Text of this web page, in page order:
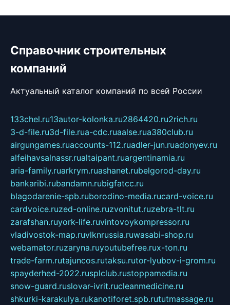
Справочник строительных
компаний
Актуальный каталог компаний по всей России
133chel.ru13autor-kolonka.ru2864420.ru2rich.ru
3-d-file.ru3d-file.rua-cdc.ruaalse.rua380club.ru
airgungames.ruaccounts-112.ruadler-jun.ruadonyev.ru
alfeihavsalnassr.rualtaipant.ruargentinamia.ru
aria-family.ruarkrym.ruashanet.rubelgorod-day.ru
bankaribi.rubandamn.rubigfatcc.ru
blagodarenie-spb.ruborodino-media.rucard-voice.ru
cardvoice.ruzed-online.ruzvonitut.ruzebra-tlt.ru
zarafshan.ruyork-life.ruvintovoykompressor.ru
vladivostok-map.ruvlknrussia.ruwasabi-shop.ru
webamator.ruzaryna.ruyoutubefree.rux-ton.ru
trade-farm.rutajuncos.rutaksu.rutor-lyubov-i-grom.ru
spayderhed-2022.rusplclub.rustoppamedia.ru
snow-guard.ruslovar-ivrit.rucleanmedicine.ru
shkurki-karakulya.rukanotiforet.spb.rututmassage.ru